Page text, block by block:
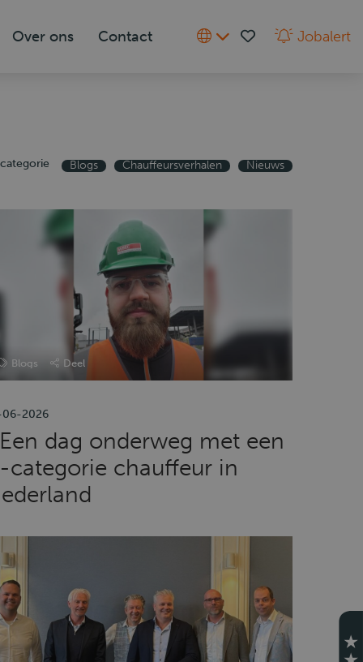
Over ons Contact Jobalert
Blogs Chauffeursverhalen Nieuws
Blogs Deel
06-2026
Een dag onderweg met een
categorie chauffeur in